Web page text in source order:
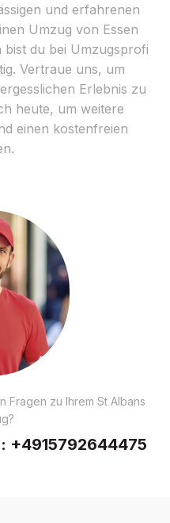
und erfahrenen
Umzug von Essen
du bei Umzugsprofi
Vertraue uns, um
Erlebnis zu
heute, um weitere
einen kostenfreien
zu Ihrem St Albans
+4915792644475